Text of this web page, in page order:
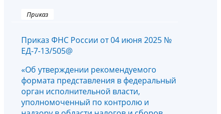
Приказ
Приказ ФНС России от 04 июня 2025 №
ЕД-7-13/505@
«Об утверждении рекомендуемого
формата представления в федеральный
орган исполнительной власти,
уполномоченный по контролю и